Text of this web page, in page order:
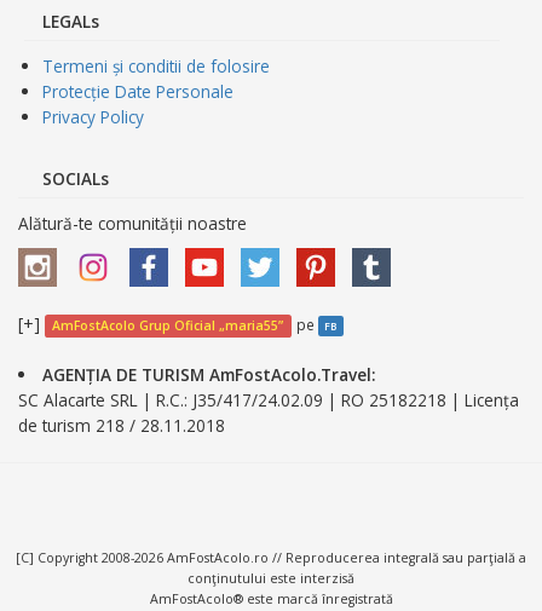
LEGALs
Termeni și conditii de folosire
Protecție Date Personale
Privacy Policy
SOCIALs
Alătură-te comunității noastre
[+] AmFostAcolo Grup Oficial „maria55” pe FB
AGENȚIA DE TURISM AmFostAcolo.Travel:
SC Alacarte SRL | R.C.: J35/417/24.02.09 | RO 25182218 | Licența
de turism 218 / 28.11.2018
[C] Copyright 2008-2026 AmFostAcolo.ro // Reproducerea integrală sau parţială a
conţinutului este interzisă
AmFostAcolo® este marcă înregistrată